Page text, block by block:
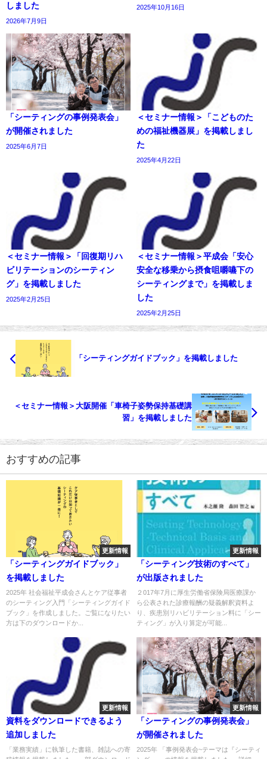
しました
2026年7月9日
2025年10月16日
「シーティングの事例発表会」
が開催されました
2025年6月7日
＜セミナー情報＞「こどものた
めの福祉機器展」を掲載しまし
た
2025年4月22日
＜セミナー情報＞「回復期リハ
ビリテーションのシーティン
グ」を掲載しました
2025年2月25日
＜セミナー情報＞平成会「安心
安全な移乗から摂食咀嚼嚥下の
シーティングまで」を掲載しま
した
2025年2月25日
「シーティングガイドブック」を掲載しました
＜セミナー情報＞大阪開催「車椅子姿勢保持基礎講
習」を掲載しました
おすすめの記事
更新情報
「シーティングガイドブック」
を掲載しました
2025年 社会福祉平成会さんとケア従事者
のシーティング入門「シーティングガイド
ブック」を作成しました。ご覧になりたい
方は下のダウンロードか...
更新情報
「シーティング技術のすべて」
が出版されました
２017年7月に厚生労働省保険局医療課か
ら公表された診療報酬の疑義解釈資料よ
り、疾患別リハビリテーション料に「シー
ティング」が入り算定が可能...
更新情報
資料をダウンロードできるよう
追加しました
「業務実績」に執筆した書籍、雑誌への寄
更新情報
「シーティングの事例発表会」
が開催されました
2025年 「事例発表会~テーマは『シーティ